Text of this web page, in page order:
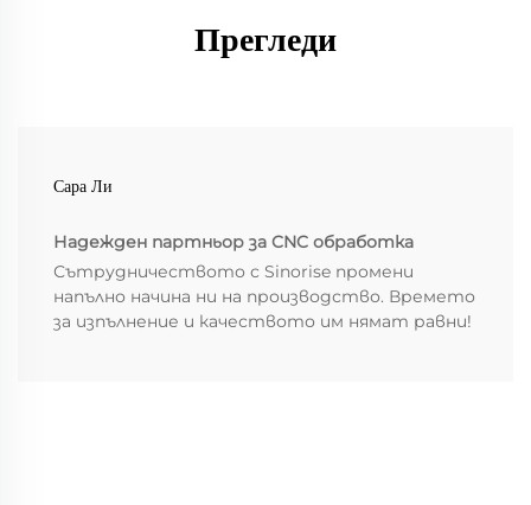
Прегледи
Сара Ли
Надежден партньор за CNC обработка
Сътрудничеството с Sinorise промени
напълно начина ни на производство. Времето
за изпълнение и качеството им нямат равни!